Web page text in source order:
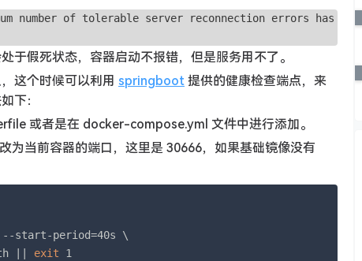
number of tolerable server reconnection errors has
于假死状态，容器启动不报错，但是服务用不了。
这个时候可以利用 springboot提供的健康检查端点，来
下：
或者是在 docker-compose.yml 文件中进行添加。
为当前容器的端口，这里是 30666，如果基础镜像没有
--start-period=40s \
||
exit 1